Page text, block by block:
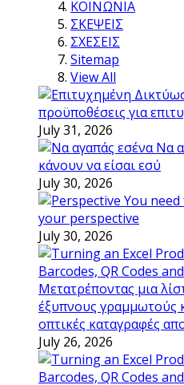
ΚΟΙΝΩΝΙΑ
ΣΚΕΨΕΙΣ
ΣΧΕΣΕΙΣ
Sitemap
View All
προϋποθέσεις για
July 31, 2026
Να
κάνουν να είσαι εσύ
July 30, 2026
You
your perspective
July 30, 2026
Μετατρέποντας μια
έξυπνους γραμμωτούς
οπτικές καταγραφές
July 26, 2026